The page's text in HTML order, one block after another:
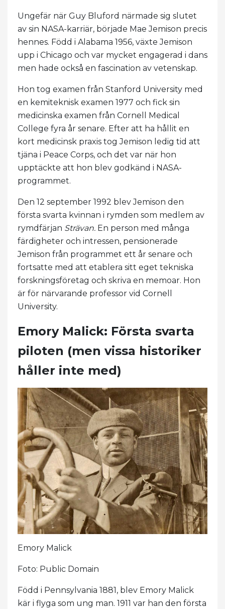
Ungefär när Guy Bluford närmade sig slutet
av sin NASA-karriär, började Mae Jemison precis
hennes. Född i Alabama 1956, växte Jemison
upp i Chicago och var mycket engagerad i dans
men hade också en fascination av vetenskap.
Hon tog examen från Stanford University med
en kemiteknisk examen 1977 och fick sin
medicinska examen från Cornell Medical
College fyra år senare. Efter att ha hållit en
kort medicinsk praxis tog Jemison ledig tid att
tjäna i Peace Corps, och det var när hon
upptäckte att hon blev godkänd i NASA-
programmet.
Den 12 september 1992 blev Jemison den
första svarta kvinnan i rymden som medlem av
rymdfärjan Strävan. En person med många
färdigheter och intressen, pensionerade
Jemison från programmet ett år senare och
fortsatte med att etablera sitt eget tekniska
forskningsföretag och skriva en memoar. Hon
är för närvarande professor vid Cornell
University.
Emory Malick: Första svarta
piloten (men vissa historiker
håller inte med)
Emory Malick
Foto: Public Domain
Född i Pennsylvania 1881, blev Emory Malick
kär i flyga som ung man. 1911 var han den första